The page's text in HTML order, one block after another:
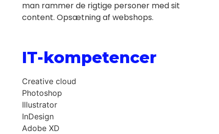
man rammer de rigtige personer med sit
content. Opsætning af webshops.
IT-kompetencer
Creative cloud
Photoshop
Illustrator
InDesign
Adobe XD